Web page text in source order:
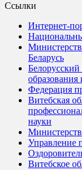
Ссылки
Интернет-
Беларусь
образования
Федерация
Витебская
науки
Управление
Витебское